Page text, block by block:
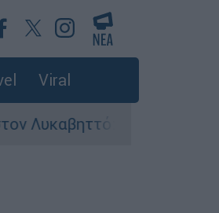
Viral
Σορός σε προχωρημένη